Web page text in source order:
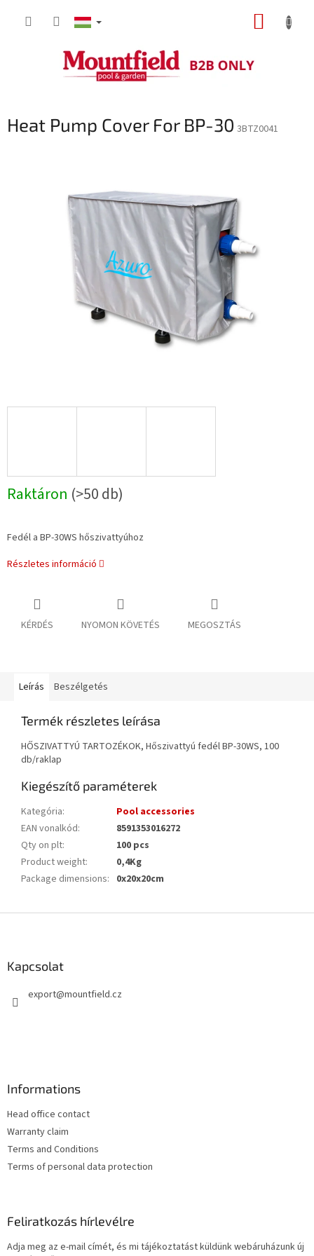
KOSÁR
Heat Pump Cover For BP-30 3BTZ0041
Raktáron (>50 db)
Fedél a BP-30WS hőszivattyúhoz
Részletes információ
KÉRDÉS NYOMON KÖVETÉS MEGOSZTÁS
Leírás Beszélgetés
Termék részletes leírása
HŐSZIVATTYÚ TARTOZÉKOK, Hőszivattyú fedél BP-30WS, 100
db/raklap
Kiegészítő paraméterek
Kategória:
Pool accessories
EAN vonalkód:
8591353016272
Qty on plt:
100 pcs
Product weight:
0,4Kg
Package dimensions: 0x20x20cm
Kapcsolat
export@mountfield.cz
Informations
Head office contact
Warranty claim
Terms and Conditions
Terms of personal data protection
Feliratkozás hírlevélre
Adja meg az e-mail címét, és mi tájékoztatást küldünk webáruházunk új